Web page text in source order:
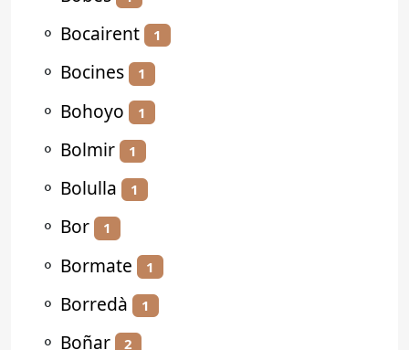
⚬ Bocairent 1
⚬ Bocines 1
⚬ Bohoyo 1
⚬ Bolmir 1
⚬ Bolulla 1
⚬ Bor 1
⚬ Bormate 1
⚬ Borredà 1
⚬ Boñar 2